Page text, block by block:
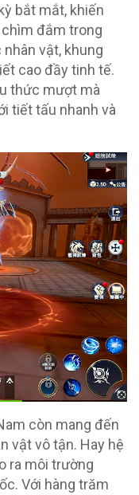
bắt mắt, khiến
đắm trong
vật, khung
cao đầy tinh tế.
thức mượt mà
tiết tấu nhanh và
còn mang đến
vật vô tận. Hay hệ
ra môi trường
Với hàng trăm